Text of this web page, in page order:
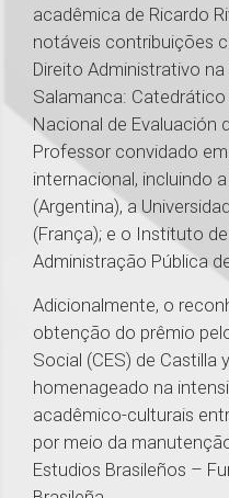
acadêmica de Ricardo
notáveis contribuições
Direito Administrativo
Salamanca: Catedrático
Nacional de Evaluación
Professor convidado
internacional, incluindo
(Argentina), a
(França); e o Instituto
Administração Pública
Adicionalmente, o
obtenção do prêmio
Social (CES) de Castilla
homenageado na
acadêmico-culturais
por meio da
Estudios Brasileños –